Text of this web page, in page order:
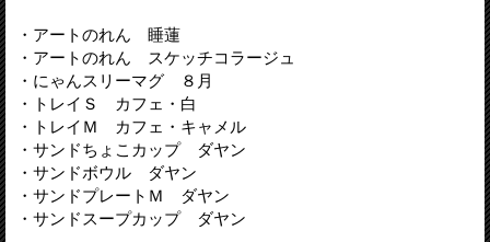
・アートのれん 睡蓮
・アートのれん スケッチコラージュ
・にゃんスリーマグ ８月
・トレイＳ カフェ・白
・トレイＭ カフェ・キャメル
・サンドちょこカップ ダヤン
・サンドボウル ダヤン
・サンドプレートＭ ダヤン
・サンドスープカップ ダヤン